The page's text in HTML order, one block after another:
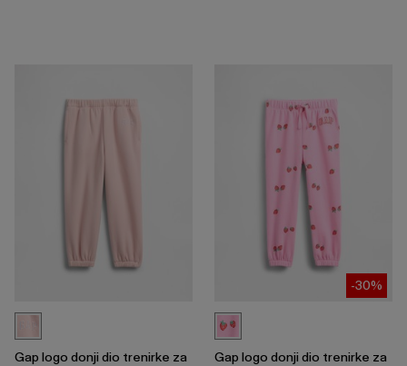
Gap logo donji dio trenirke za
-30%
Gap logo donji dio trenirke za